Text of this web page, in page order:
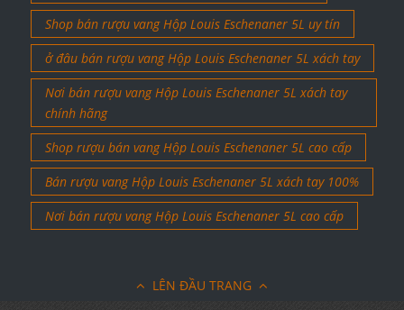
Shop bán rượu vang Hộp Louis Eschenaner 5L uy tín
ở đâu bán rượu vang Hộp Louis Eschenaner 5L xách tay
Nơi bán rượu vang Hộp Louis Eschenaner 5L xách tay
chính hãng
Shop rượu bán vang Hộp Louis Eschenaner 5L cao cấp
Bán rượu vang Hộp Louis Eschenaner 5L xách tay 100%
Nơi bán rượu vang Hộp Louis Eschenaner 5L cao cấp
LÊN ĐẦU TRANG